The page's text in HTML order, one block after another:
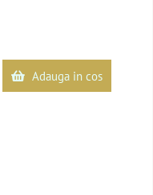
Adauga in cos